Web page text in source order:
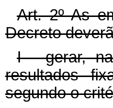
Art. 2º As
Decreto
I - gerar,
resultados
segundo o